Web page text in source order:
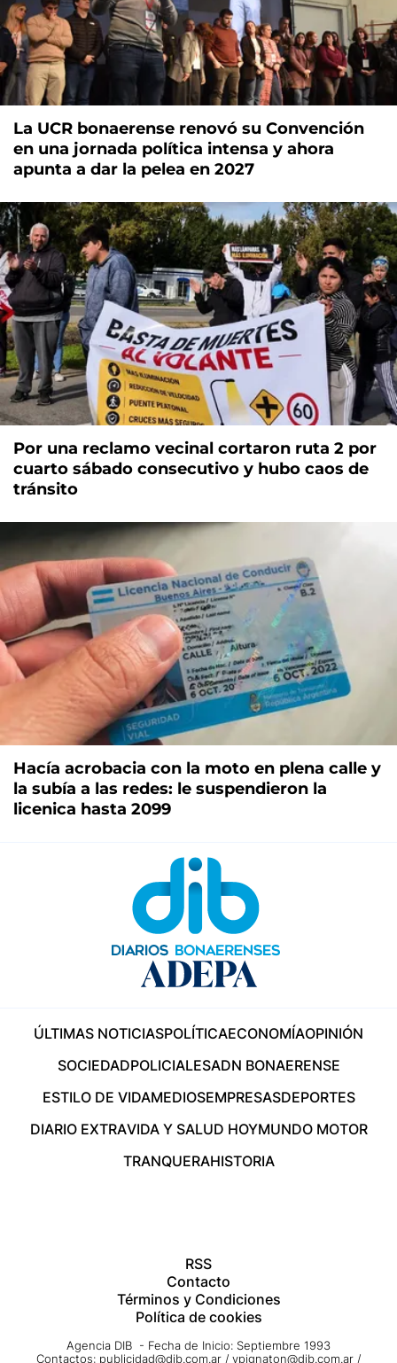
La UCR bonaerense renovó su Convención
en una jornada política intensa y ahora
apunta a dar la pelea en 2027
Por una reclamo vecinal cortaron ruta 2 por
cuarto sábado consecutivo y hubo caos de
tránsito
Hacía acrobacia con la moto en plena calle y
la subía a las redes: le suspendieron la
licenica hasta 2099
ÚLTIMAS NOTICIASPOLÍTICAECONOMÍAOPINIÓN
SOCIEDADPOLICIALESADN BONAERENSE
ESTILO DE VIDAMEDIOSEMPRESASDEPORTES
DIARIO EXTRAVIDA Y SALUD HOYMUNDO MOTOR
TRANQUERAHISTORIA
RSS
Contacto
Términos y Condiciones
Política de cookies
Agencia DIB - Fecha de Inicio: Septiembre 1993
Contactos: publicidad@dib.com.ar / vpignaton@dib.com.ar /